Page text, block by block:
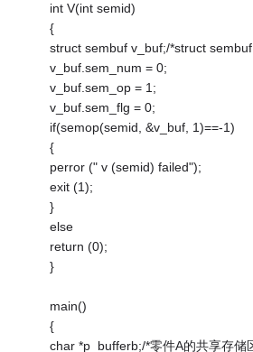
int V(int semid)
{
struct sembuf v_buf;/*struct
v_buf.sem_num = 0;
v_buf.sem_op = 1;
v_buf.sem_flg = 0;
if(semop(semid, &v_buf, 1)==-1)
{
perror (" v (semid) failed");
exit (1);
}
else
return (0);
}
main()
{
char *p_bufferb;/*零件A的共享存储